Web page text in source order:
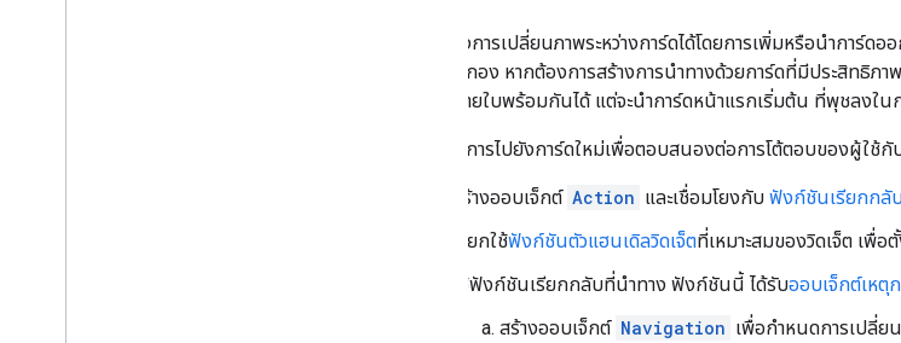
คุณสร้างการเปลี่ยนภาพระหว่างการ์ดได้โดยการเพิ่มหรือนำการ์ดอ
ออกจากกอง หากต้องการสร้างการนำทางด้วยการ์ดที่มีประสิทธิภา
การ์ดหลายใบพร้อมกันได้ แต่จะนำการ์ดหน้าแรกเริ่มต้น ที่พุชลงใ
หากต้องการไปยังการ์ดใหม่เพื่อตอบสนองต่อการโต้ตอบของผู้ใช้
สร้างออบเจ็กต์ Action และเชื่อมโยงกับ ฟังก์ชันเรียกกลั
เรียกใช้ฟังก์ชันตัวแฮนเดิลวิดเจ็ตที่เหมาะสมของวิดเจ็ต เพื่อ
ใช้ฟังก์ชันเรียกกลับที่นำทาง ฟังก์ชันนี้ ได้รับออบเจ็กต์เหตุ
สร้างออบเจ็กต์ Navigation เพื่อกำหนดการเปลี่ย